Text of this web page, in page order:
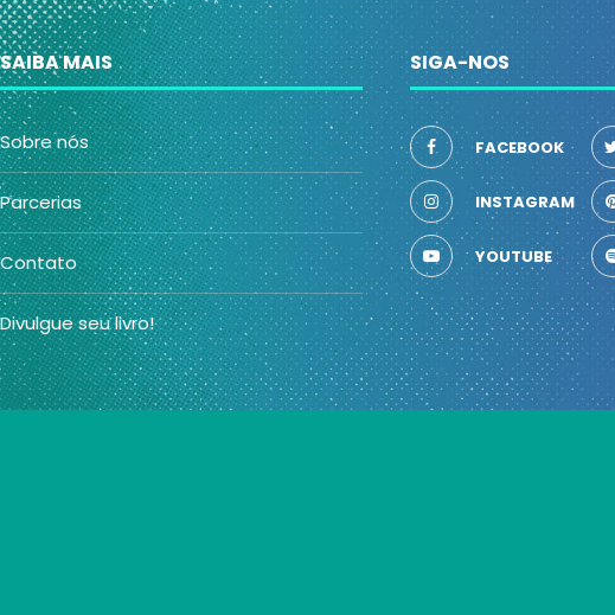
SAIBA MAIS
Sobre nós
Parcerias
Contato
Divulgue seu livro!
SIGA-NOS
FACEBOOK
INSTAGRAM
YOUTUBE